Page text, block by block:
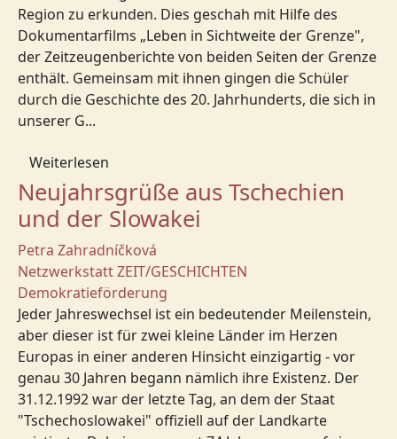
Region zu erkunden. Dies geschah mit Hilfe des
Dokumentarfilms „Leben in Sichtweite der Grenze",
der Zeitzeugenberichte von beiden Seiten der Grenze
enthält. Gemeinsam mit ihnen gingen die Schüler
durch die Geschichte des 20. Jahrhunderts, die sich in
unserer G...
Weiterlesen
Neujahrsgrüße aus Tschechien
und der Slowakei
Petra Zahradníčková
NetzwerkstattZEIT/GESCHICHTEN
Demokratieförderung
Jeder Jahreswechsel ist ein bedeutender Meilenstein,
aber dieser ist für zwei kleine Länder im Herzen
Europas in einer anderen Hinsicht einzigartig - vor
genau 30 Jahren begann nämlich ihre Existenz. Der
31.12.1992 war der letzte Tag, an dem der Staat
"Tschechoslowakei" offiziell auf der Landkarte